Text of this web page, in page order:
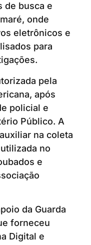
de busca e
onde
eletrônicos e
para
pela
após
policial e
Público. A
na coleta
no
e
da Guarda
forneceu
Digital e